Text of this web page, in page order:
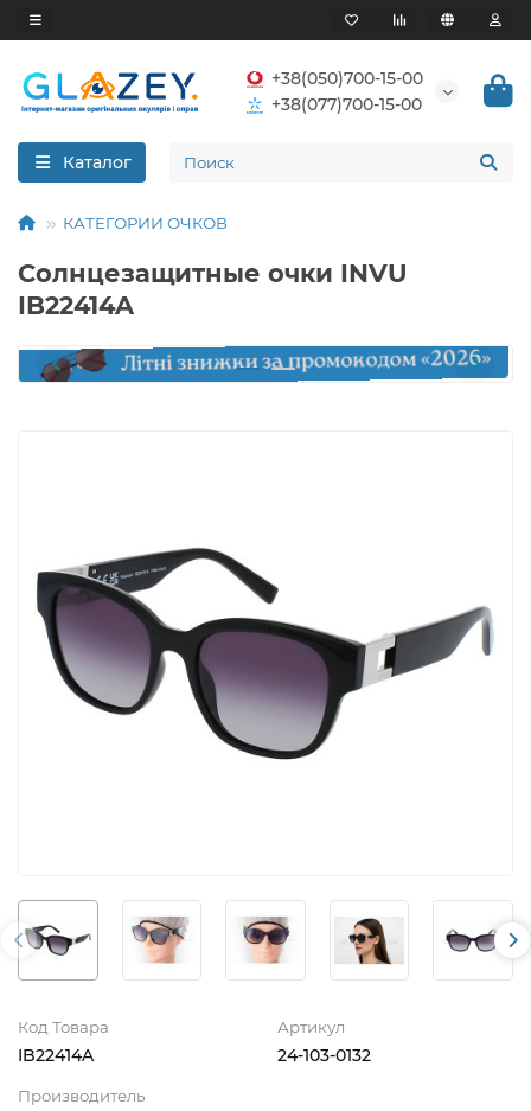
+38(050)700-15-00
+38(077)700-15-00
Каталог
КАТЕГОРИИ ОЧКОВ
Солнцезащитные очки INVU
IB22414A
Код Товара
IB22414A
Артикул
24-103-0132
Производитель